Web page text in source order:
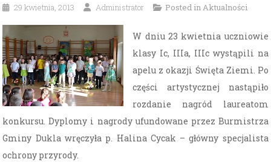
29 kwietnia, 2013 Administrator Posted inAktualności
W dniu 23 kwietnia uczniowie
klasy Ic, IIIa, IIIc wystąpili na
apelu z okazji Święta Ziemi. Po
części artystycznej nastąpiło
rozdanie nagród laureatom
konkursu. Dyplomy i nagrody ufundowane przez Burmistrza
Gminy Dukla wręczyła p. Halina Cycak – główny specjalista
ochrony przyrody.